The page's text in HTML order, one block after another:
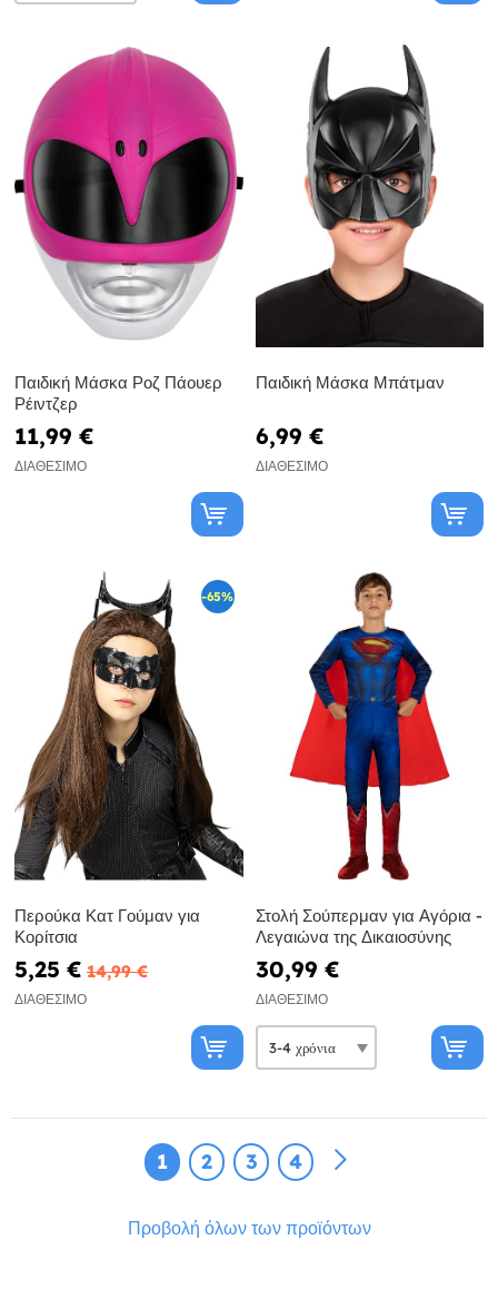
Παιδική Μάσκα Ροζ Πάουερ
Ρέιντζερ
11,99 €
ΔΙΑΘΈΣΙΜΟ
Παιδική Μάσκα Μπάτμαν
6,99 €
ΔΙΑΘΈΣΙΜΟ
-65%
Περούκα Κατ Γούμαν για
Κορίτσια
5,25 € 14,99 €
ΔΙΑΘΈΣΙΜΟ
Στολή Σούπερμαν για Αγόρια -
Λεγαιώνα της Δικαιοσύνης
30,99 €
ΔΙΑΘΈΣΙΜΟ
1 2 3 4
Προβολή όλων των προϊόντων